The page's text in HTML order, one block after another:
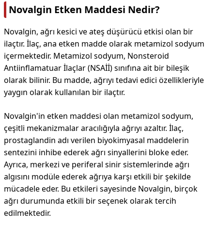
Novalgin Etken Maddesi Nedir?
Novalgin, ağrı kesici ve ateş düşürücü etkisi olan bir
ilaçtır. İlaç, ana etken madde olarak metamizol sodyum
içermektedir. Metamizol sodyum, Nonsteroid
Antiinflamatuar İlaçlar (NSAİİ) sınıfına ait bir bileşik
olarak bilinir. Bu madde, ağrıyı tedavi edici özellikleriyle
yaygın olarak kullanılan bir ilaçtır.
Novalgin'in etken maddesi olan metamizol sodyum,
çeşitli mekanizmalar aracılığıyla ağrıyı azaltır. İlaç,
prostaglandin adı verilen biyokimyasal maddelerin
sentezini inhibe ederek ağrı sinyallerini bloke eder.
Ayrıca, merkezi ve periferal sinir sistemlerinde ağrı
algısını modüle ederek ağrıya karşı etkili bir şekilde
mücadele eder. Bu etkileri sayesinde Novalgin, birçok
ağrı durumunda etkili bir seçenek olarak tercih
edilmektedir.